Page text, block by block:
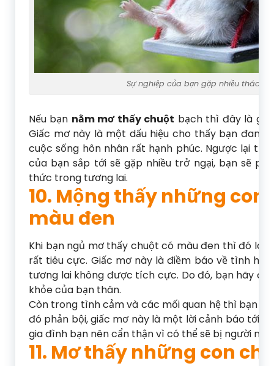
Sự nghiệp của bạn gặp nhiều thách
Nếu bạn nằm mơ thấy chuột bạch thì đây là
Giấc mơ này là một dấu hiệu cho thấy bạn đang
cuộc sống hôn nhân rất hạnh phúc. Ngược lại
của bạn sắp tới sẽ gặp nhiều trở ngại, bạn sẽ
thức trong tương lai.
10. Mộng thấy những con
màu đen
Khi bạn ngủ mơ thấy chuột có màu đen thì đó là
rất tiêu cực. Giấc mơ này là điềm báo về tình
tương lai không được tích cực. Do đó, bạn hãy đi
khỏe của bạn thân.
Còn trong tình cảm và các mối quan hệ thì bạn
đó phản bội, giấc mơ này là một lời cảnh báo tới
gia đình bạn nên cẩn thận vì có thể sẽ bị người
11. Mơ thấy những con